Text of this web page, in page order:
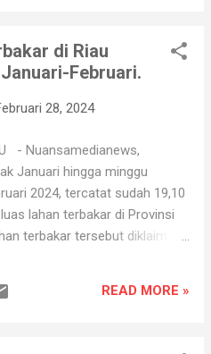
harga tertinggi berada
9 tahun sebesar Rp
harga pembelian TBS
2.733,19/Kg dan berlaku
satu minggu kedepan. “Untuk
berlaku untuk satu bulan
harga sebesar Rp 16.82/Kg.
CPO minggu ini naik sebesar
di Riau
Februari.
28, 2024
- Nuansamedianews,
Januari hingga minggu
2024, tercatat sudah 19,10
lahan terbakar di Provinsi
terbakar tersebut diklaim
Provinsi (Pemprov) Riau lebih
READ MORE »